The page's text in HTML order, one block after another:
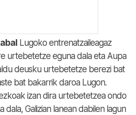
Lugoko entrenatzaileagaz
urtebetetze eguna dala eta Aupa
deusku urtebetetze berezi bat
bat bakarrik daroa Lugon.
izan dira urtebetetzea ondo
dala, Galizian lanean dabilen lagun